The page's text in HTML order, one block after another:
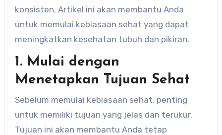
konsisten. Artikel ini akan membantu Anda
untuk memulai kebiasaan sehat yang dapat
meningkatkan kesehatan tubuh dan pikiran.
1. Mulai dengan
Menetapkan Tujuan Sehat
Sebelum memulai kebiasaan sehat, penting
untuk memiliki tujuan yang jelas dan terukur.
Tujuan ini akan membantu Anda tetap